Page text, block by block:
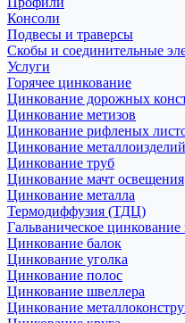
Консоли
Подвесы и траверсы
Скобы и соединительные
Услуги
Горячее цинкование
Цинкование дорожных
Цинкование метизов
Цинкование рифленых
Цинкование металлоизделий
Цинкование труб
Цинкование мачт освещения
Цинкование металла
Термодиффузия (ТДЦ)
Гальваническое цинкование
Цинкование балок
Цинкование уголка
Цинкование полос
Цинкование швеллера
Цинкование